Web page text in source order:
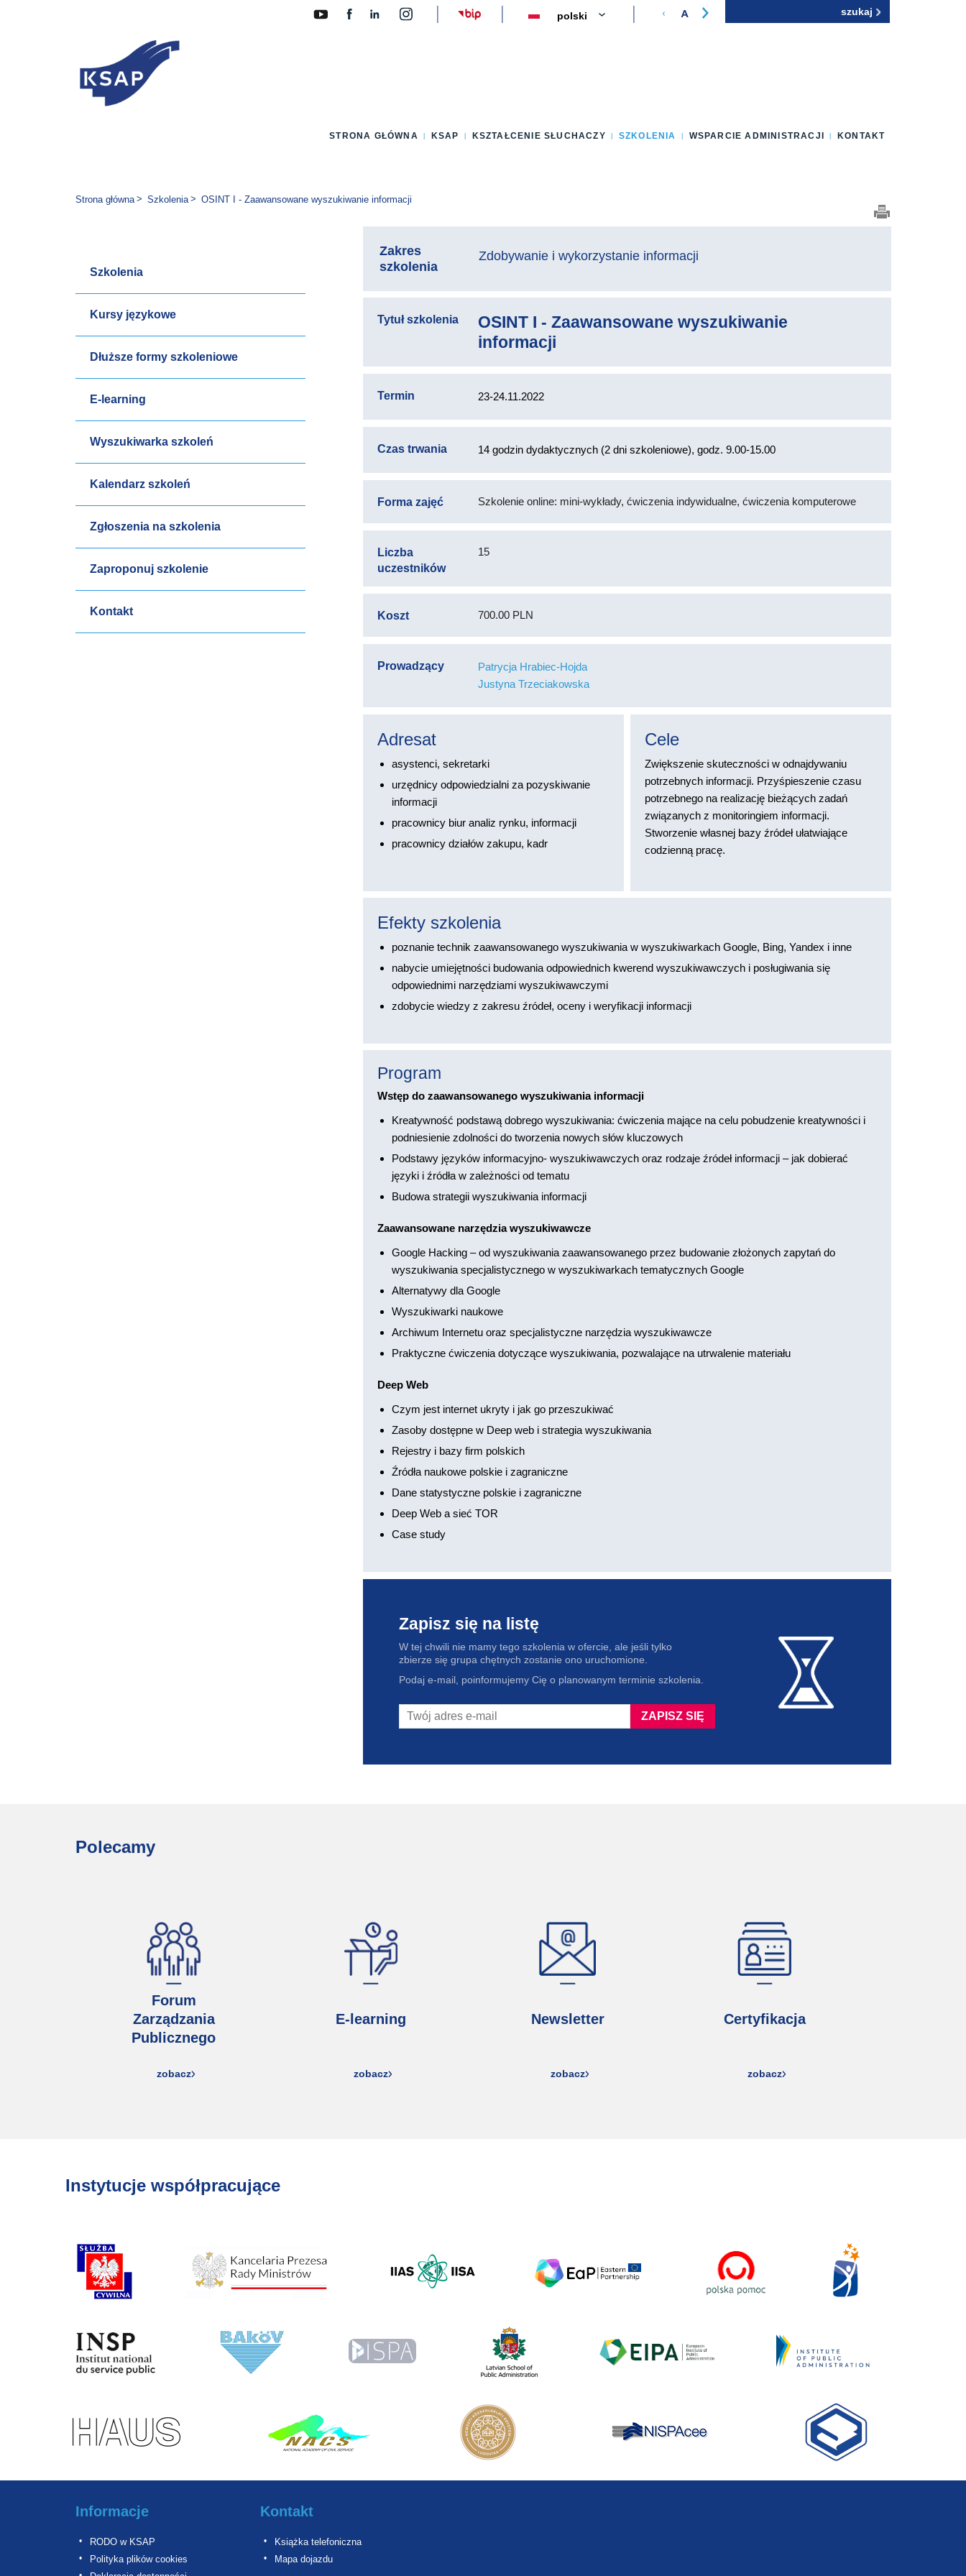
Zmień wersję językową strony
STRONA GŁÓWNA KSAP KSZTAŁCENIE SŁUCHACZY SZKOLENIA WSPARCIE ADMINISTRACJI KONTAKT
Jesteś tutaj:
Strona główna Szkolenia OSINT I - Zaawansowane wyszukiwanie informacji
Szkolenia
Kursy językowe
Dłuższe formy szkoleniowe
E-learning
Wyszukiwarka szkoleń
Kalendarz szkoleń
Zgłoszenia na szkolenia
Zaproponuj szkolenie
Kontakt
Zakres
szkolenia
Zdobywanie i wykorzystanie informacji
Tytuł szkolenia
OSINT I - Zaawansowane wyszukiwanie
informacji
Termin 23-24.11.2022
Czas trwania 14 godzin dydaktycznych (2 dni szkoleniowe), godz. 9.00-15.00
Forma zajęć Szkolenie online: mini-wykłady, ćwiczenia indywidualne, ćwiczenia komputerowe
Liczba
uczestników
15
Koszt 700.00 PLN
Prowadzący
Patrycja Hrabiec-Hojda
Justyna Trzeciakowska
Adresat
asystenci, sekretarki
urzędnicy odpowiedzialni za pozyskiwanie
informacji
pracownicy biur analiz rynku, informacji
pracownicy działów zakupu, kadr
Cele
Zwiększenie skuteczności w odnajdywaniu
potrzebnych informacji. Przyśpieszenie czasu
potrzebnego na realizację bieżących zadań
związanych z monitoringiem informacji.
Stworzenie własnej bazy źródeł ułatwiające
codzienną pracę.
Efekty szkolenia
poznanie technik zaawansowanego wyszukiwania w wyszukiwarkach Google, Bing, Yandex i inne
nabycie umiejętności budowania odpowiednich kwerend wyszukiwawczych i posługiwania się
odpowiednimi narzędziami wyszukiwawczymi
zdobycie wiedzy z zakresu źródeł, oceny i weryfikacji informacji
Program
Wstęp do zaawansowanego wyszukiwania informacji
Kreatywność podstawą dobrego wyszukiwania: ćwiczenia mające na celu pobudzenie kreatywności i
podniesienie zdolności do tworzenia nowych słów kluczowych
Podstawy języków informacyjno- wyszukiwawczych oraz rodzaje źródeł informacji – jak dobierać
języki i źródła w zależności od tematu
Budowa strategii wyszukiwania informacji
Zaawansowane narzędzia wyszukiwawcze
Google Hacking – od wyszukiwania zaawansowanego przez budowanie złożonych zapytań do
wyszukiwania specjalistycznego w wyszukiwarkach tematycznych Google
Alternatywy dla Google
Wyszukiwarki naukowe
Archiwum Internetu oraz specjalistyczne narzędzia wyszukiwawcze
Praktyczne ćwiczenia dotyczące wyszukiwania, pozwalające na utrwalenie materiału
Deep Web
Czym jest internet ukryty i jak go przeszukiwać
Zasoby dostępne w Deep web i strategia wyszukiwania
Rejestry i bazy firm polskich
Źródła naukowe polskie i zagraniczne
Dane statystyczne polskie i zagraniczne
Deep Web a sieć TOR
Case study
Zapisz się na listę
W tej chwili nie mamy tego szkolenia w ofercie, ale jeśli tylko
zbierze się grupa chętnych zostanie ono uruchomione.
Podaj e-mail, poinformujemy Cię o planowanym terminie szkolenia.
Polecamy
Forum
Zarządzania
Publicznego
zobacz
E-learning
zobacz
Newsletter
zobacz
Certyfikacja
zobacz
Instytucje współpracujące
Informacje
RODO w KSAP
Polityka plików cookies
Kontakt
Książka telefoniczna
Mapa dojazdu